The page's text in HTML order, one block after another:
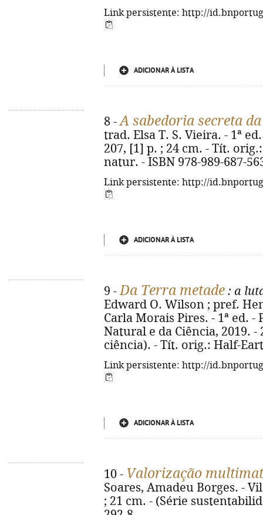
Link persistente: http://
ADICIONAR À LISTA
8 -A sabedoria secreta
trad. Elsa T. S. Vieira. - 1ª
207, [1] p. ; 24 cm. - Tít.
natur. - ISBN 978-989-687-
Link persistente: http://
ADICIONAR À LISTA
9 -Da Terra metade : a
Edward O. Wilson ; pref.
Carla Morais Pires. - 1ª ed.
Natural e da Ciência, 2019. -
ciência). - Tít. orig.: Half-
Link persistente: http://
ADICIONAR À LISTA
10 - Valorização
Soares, Amadeu Borges. -
; 21 cm. - (Série